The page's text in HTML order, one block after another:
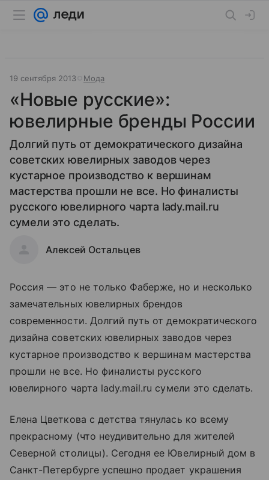
19 сентября 2013 Мода
«Новые русские»:
ювелирные бренды России
Долгий путь от демократического дизайна
советских ювелирных заводов через
кустарное производство к вершинам
мастерства прошли не все. Но финалисты
русского ювелирного чарта lady.mail.ru
сумели это сделать.
Алексей Остальцев
Россия — это не только Фаберже, но и несколько
замечательных ювелирных брендов
современности. Долгий путь от демократического
дизайна советских ювелирных заводов через
кустарное производство к вершинам мастерства
прошли не все. Но финалисты русского
ювелирного чарта lady.mail.ru сумели это сделать.
Елена Цветкова с детства тянулась ко всему
прекрасному (что неудивительно для жителей
Северной столицы). Сегодня ее Ювелирный дом в
Санкт-Петербурге успешно продает украшения